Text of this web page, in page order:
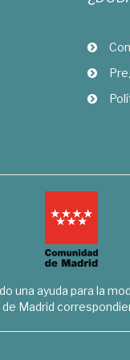
una ayuda para la
de Madrid